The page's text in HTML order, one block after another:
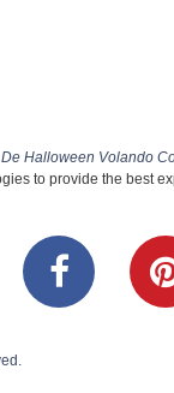
Halloween Volando
to provide the best